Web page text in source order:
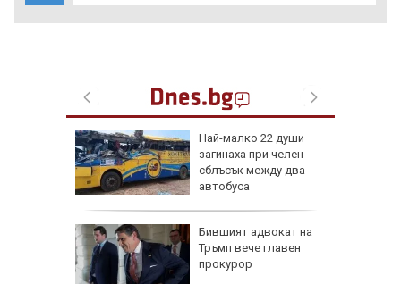
Най-малко 22 души
загинаха при челен
сблъсък между два
автобуса
Бившият адвокат на
Тръмп вече главен
прокурор